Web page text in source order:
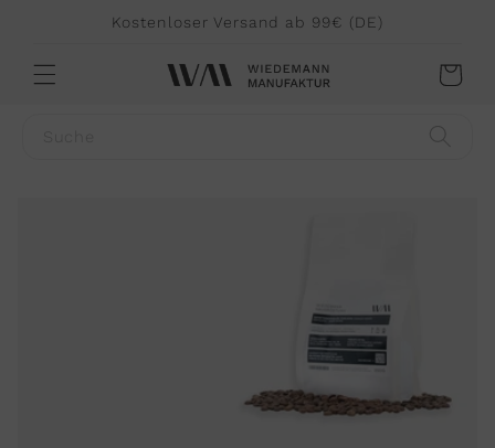
Kostenloser Versand ab 99€ (DE)
Warenkorb